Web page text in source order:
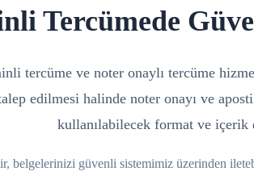
Tercümede
tercüme ve noter onaylı tercüme
edilmesi halinde noter onayı ve
kullanılabilecek format ve
belgelerinizi güvenli sistemimiz üzerinden